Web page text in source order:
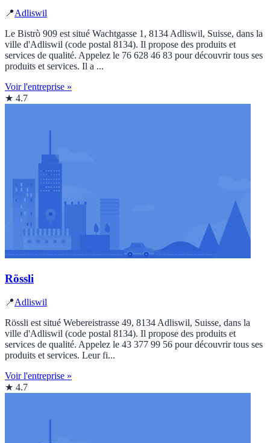
📍Adliswil
Le Bistrò 909 est situé Wachtgasse 1, 8134 Adliswil, Suisse, dans la
ville d'Adliswil (code postal 8134). Il propose des produits et
services de qualité. Appelez le 76 628 46 83 pour découvrir tous ses
produits et services. Il a ...
Voir l'entreprise »
★ 4.7
Rössli
📍Adliswil
Rössli est situé Webereistrasse 49, 8134 Adliswil, Suisse, dans la
ville d'Adliswil (code postal 8134). Il propose des produits et
services de qualité. Appelez le 43 377 99 56 pour découvrir tous ses
produits et services. Leur fi...
Voir l'entreprise »
★ 4.7